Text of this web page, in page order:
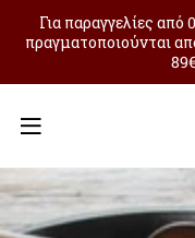
Για παραγγελίες
πραγματοποιούνται
Μενού